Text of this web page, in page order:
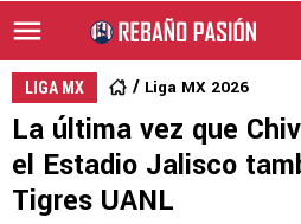
LIGA MX Liga MX 2026
La última vez que
el Estadio Jalisco
Tigres UANL